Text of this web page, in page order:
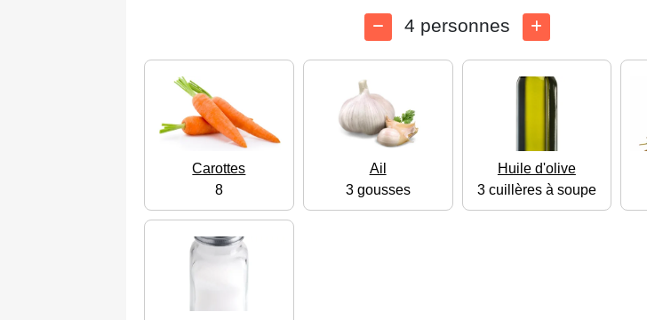
4 personnes
Carottes
8
Ail
3 gousses
Huile d'olive
3 cuillères à soupe